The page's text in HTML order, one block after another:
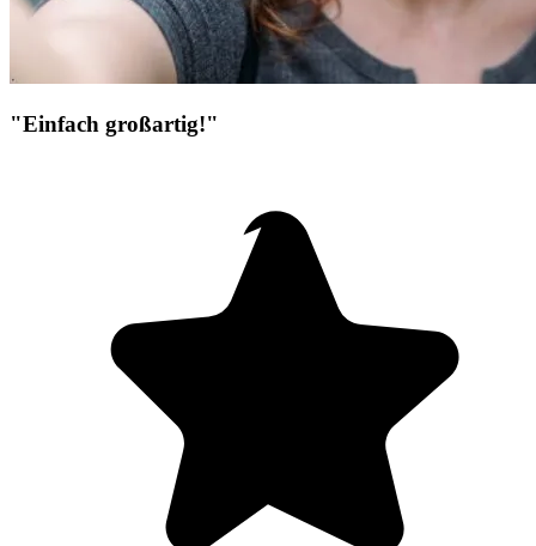
"Einfach großartig!"